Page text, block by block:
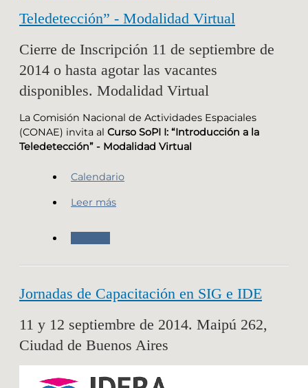
Teledetección” - Modalidad Virtual
Cierre de Inscripción 11 de septiembre de
2014 o hasta agotar las vacantes
disponibles. Modalidad Virtual
La Comisión Nacional de Actividades Espaciales
(CONAE) invita al Curso SoPI I: “Introducción a la
Teledetección” - Modalidad Virtual
Calendario
Leer más
Jornadas de Capacitación en SIG e IDE
11 y 12 septiembre de 2014. Maipú 262,
Ciudad de Buenos Aires